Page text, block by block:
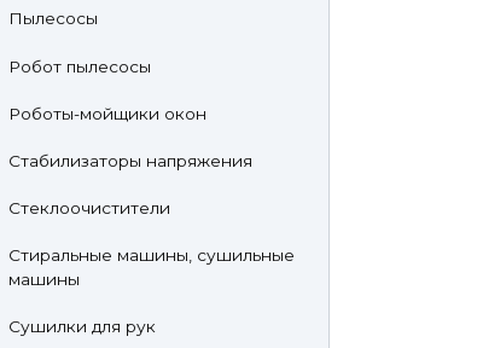
Пылесосы
Робот пылесосы
Роботы-мойщики окон
Стабилизаторы напряжения
Стеклоочистители
Стиральные машины, сушильные
машины
Сушилки для рук